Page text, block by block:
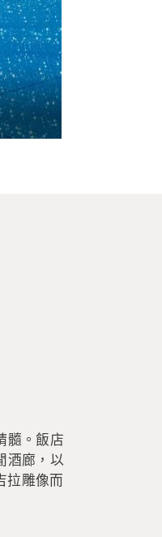
髓。飯店
酒廊，以
拉雕像而